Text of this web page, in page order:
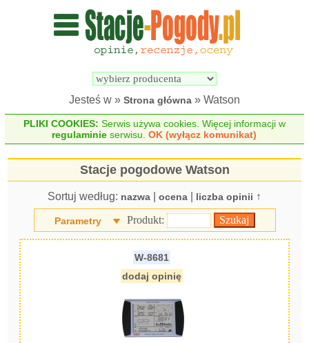
Wyszukiwarka
pogodowych
Jesteś w » Strona główna » Watson
PLIKI COOKIES: Serwis używa cookies. Więcej informacji w
regulaminie serwisu.OK (wyłącz komunikat)
Stacje pogodowe Watson
Sortuj według: nazwa ocena liczba opinii ↑
Parametry Produkt:
W-8681
dodaj opinię